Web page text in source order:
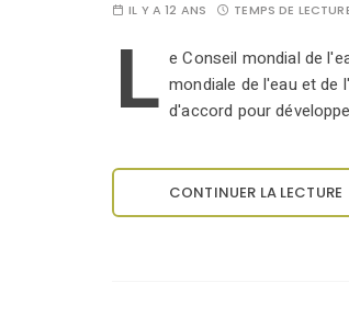
IL Y A 12 ANS TEMPS DE
L e Conseil mondial de
mondiale de l'eau et de
d'accord pour
CONTINUER LA LECTURE